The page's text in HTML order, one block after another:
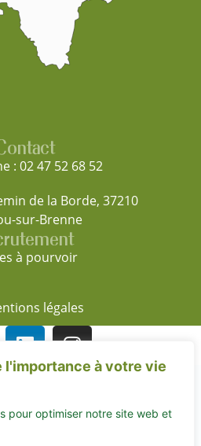
l'importance à votre vie
pour optimiser notre site web et
: 02 47 52 68 52
de la Borde, 37210
sur-Brenne
à pourvoir
légales